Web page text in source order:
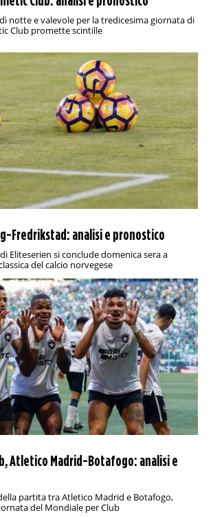
notte e valevole per la tredicesima giornata di
Club promette scintille
Fredrikstad: analisi e pronostico
Eliteserien si conclude domenica sera a
del calcio norvegese
Atletico Madrid-Botafogo: analisi e
partita tra Atletico Madrid e Botafogo,
del Mondiale per Club